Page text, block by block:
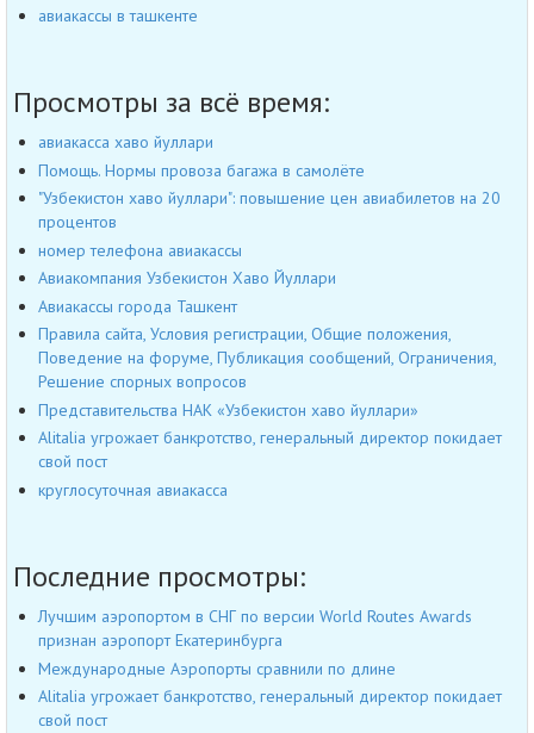
авиакассы в ташкенте
Просмотры за всё время:
авиакасса хаво йуллари
Помощь. Нормы провоза багажа в самолёте
"Узбекистон хаво йуллари": повышение цен авиабилетов на 20
процентов
номер телефона авиакассы
Авиакомпания Узбекистон Хаво Йуллари
Авиакассы города Ташкент
Правила сайта, Условия регистрации, Общие положения,
Поведение на форуме, Публикация сообщений, Ограничения,
Решение спорных вопросов
Представительства НАК «Узбекистон хаво йуллари»
Alitalia угрожает банкротство, генеральный директор покидает
свой пост
круглосуточная авиакасса
Последние просмотры:
Лучшим аэропортом в СНГ по версии World Routes Awards
признан аэропорт Екатеринбурга
Международные Аэропорты сравнили по длине
Alitalia угрожает банкротство, генеральный директор покидает
свой пост